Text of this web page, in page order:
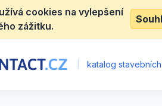
cookies na vylepšení
zážitku.
katalog